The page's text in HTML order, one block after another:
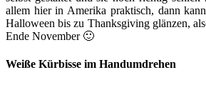
allem hier in Amerika praktisch, dann
Halloween bis zu Thanksgiving glänzen,
Ende November 🙂
Weiße Kürbisse im Handumdrehen